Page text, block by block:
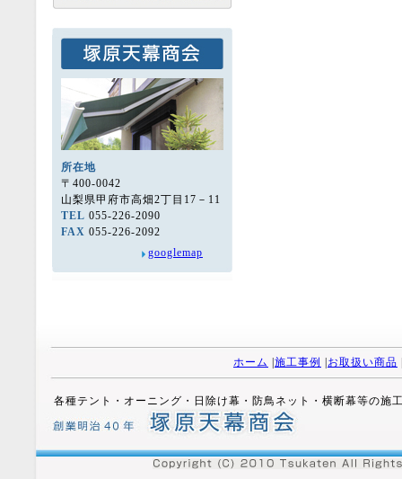
所在地
〒400-0042
山梨県甲府市高畑2丁目17－11
TEL 055-226-2090
FAX 055-226-2092
googlemap
ホーム 施工事例 お取扱い商品
各種テント・オーニング・日除け幕・防鳥ネット・横断幕等の施